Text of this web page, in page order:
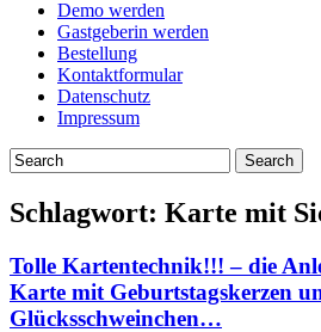
Demo werden
Gastgeberin werden
Bestellung
Kontaktformular
Datenschutz
Impressum
Schlagwort: Karte mit
Tolle Kartentechnik!!! – die
Karte mit Geburtstagskerzen
Glücksschweinchen…